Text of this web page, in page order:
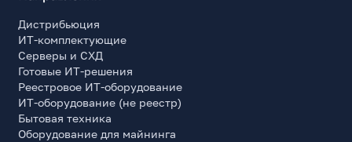
480
Время работы наушников, час
Общее время работы наушников с кейсом, час
39
Разъем для зарядного устройства
USB-C
Дистрибьюция
ИТ-комплектующие
Серверы и СХД
Готовые ИТ-решения
Реестровое ИТ-оборудование
ИТ-оборудование (не реестр)
Бытовая техника
Оборудование для майнинга